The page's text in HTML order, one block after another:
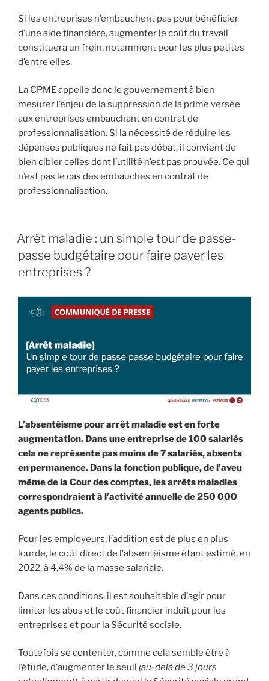
Si les entreprises n’embauchent pas pour bénéficier
d’une aide financière, augmenter le coût du travail
constituera un frein, notamment pour les plus petites
d’entre elles.
La CPME appelle donc le gouvernement à bien
mesurer l’enjeu de la suppression de la prime versée
aux entreprises embauchant en contrat de
professionnalisation. Si la nécessité de réduire les
dépenses publiques ne fait pas débat, il convient de
bien cibler celles dont l’utilité n’est pas prouvée. Ce qui
n’est pas le cas des embauches en contrat de
professionnalisation.
Arrêt maladie : un simple tour de passe-
passe budgétaire pour faire payer les
entreprises ?
L’absentéisme pour arrêt maladie est en forte
augmentation. Dans une entreprise de 100 salariés
cela ne représente pas moins de 7 salariés, absents
en permanence. Dans la fonction publique, de l’aveu
même de la Cour des comptes, les arrêts maladies
correspondraient à l’activité annuelle de 250 000
agents publics.
Pour les employeurs, l’addition est de plus en plus
lourde, le coût direct de l’absentéisme étant estimé, en
2022, à 4,4% de la masse salariale.
Dans ces conditions, il est souhaitable d’agir pour
limiter les abus et le coût financier induit pour les
entreprises et pour la Sécurité sociale.
Toutefois se contenter, comme cela semble être à
l’étude, d’augmenter le seuil (au-delà de 3 jours